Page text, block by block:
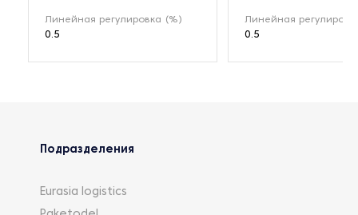
Линейная регулировка (%)
0.5
Линейная
0.5
Подразделения
Eurasia logistics